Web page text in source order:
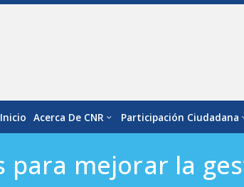
Inicio Acerca De CNR Participación Ciudadana
para mejorar la